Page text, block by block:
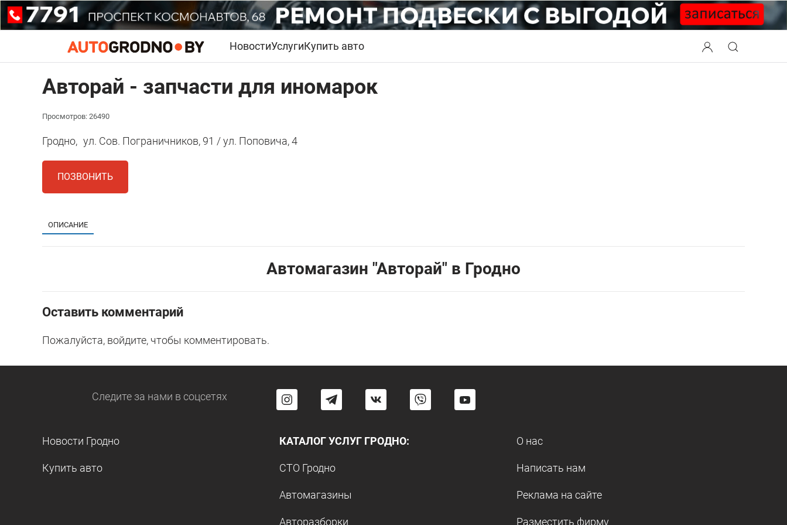
НовостиУслугиКупить авто
Авторай - запчасти для иномарок
Просмотров: 26490
Гродно, ул. Сов. Пограничников, 91 / ул. Поповича, 4
ПОЗВОНИТЬ
ОПИСАНИЕ
Автомагазин "Авторай" в Гродно
Оставить комментарий
Пожалуйста, войдите, чтобы комментировать.
Следите за нами в соцсетях
Новости Гродно
Купить авто
КАТАЛОГ УСЛУГ ГРОДНО:
СТО Гродно
Автомагазины
Авторазборки
О нас
Написать нам
Реклама на сайте
Разместить фирму